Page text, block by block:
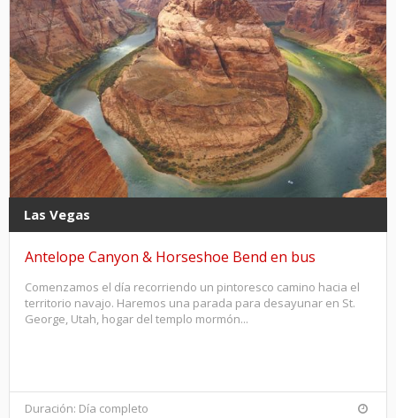
Las Vegas
Antelope Canyon & Horseshoe Bend en bus
Comenzamos el día recorriendo un pintoresco camino hacia el
territorio navajo. Haremos una parada para desayunar en St.
George, Utah, hogar del templo mormón...
Duración: Día completo